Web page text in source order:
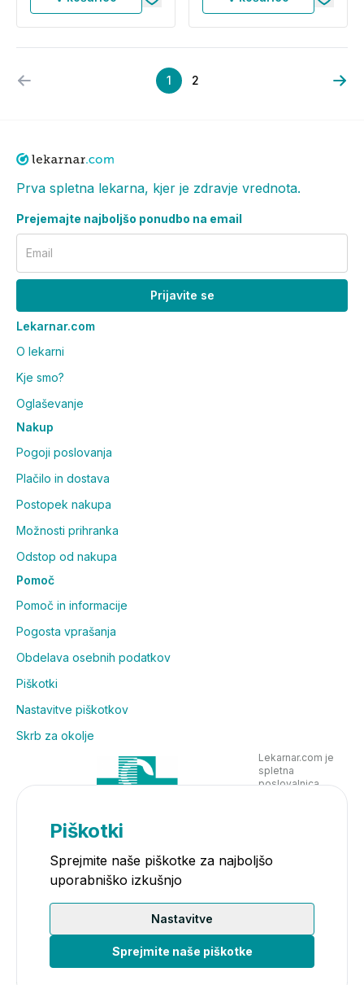
1 2
Prva spletna lekarna, kjer je zdravje vrednota.
Prejemajte najboljšo ponudbo na email
Email
Prijavite se
Lekarnar.com
O lekarni
Kje smo?
Oglaševanje
Nakup
Pogoji poslovanja
Plačilo in dostava
Postopek nakupa
Možnosti prihranka
Odstop od nakupa
Pomoč
Pomoč in informacije
Pogosta vprašanja
Obdelava osebnih podatkov
Piškotki
Nastavitve piškotkov
Skrb za okolje
Lekarnar.com je
spletna
poslovalnica
Piškotki
Sprejmite naše piškotke za najboljšo
uporabniško izkušnjo
Nastavitve
Sprejmite naše piškotke